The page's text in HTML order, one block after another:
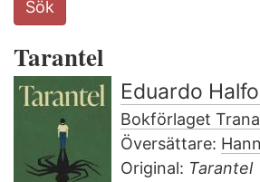
this
Sök
Tarantel
Eduardo
Bokförlaget
Översättare:
Original: Tarantel